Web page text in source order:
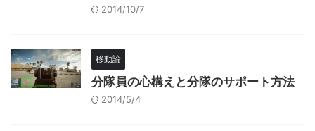
2014/10/7
移動論
分隊員の心構えと分隊のサポート方法
2014/5/4